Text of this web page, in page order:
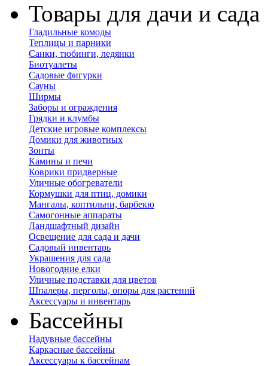
Товары для дачи и сада
Гладильные комоды
Теплицы и парники
Санки, тюбинги, ледянки
Биотуалеты
Садовые фигурки
Сауны
Ширмы
Заборы и ограждения
Грядки и клумбы
Детские игровые комплексы
Домики для животных
Зонты
Камины и печи
Коврики придверные
Уличные обогреватели
Кормушки для птиц, домики
Мангалы, коптильни, барбекю
Самогонные аппараты
Ландшафтный дизайн
Освещение для сада и дачи
Садовый инвентарь
Украшения для сада
Новогодние елки
Уличные подставки для цветов
Шпалеры, перголы, опоры для растений
Аксессуары и инвентарь
Бассейны
Надувные бассейны
Каркасные бассейны
Аксессуары к бассейнам